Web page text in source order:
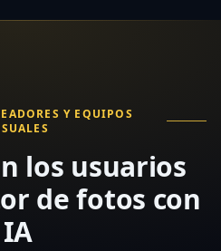
Y EQUIPOS
los usuarios
de fotos con
IA